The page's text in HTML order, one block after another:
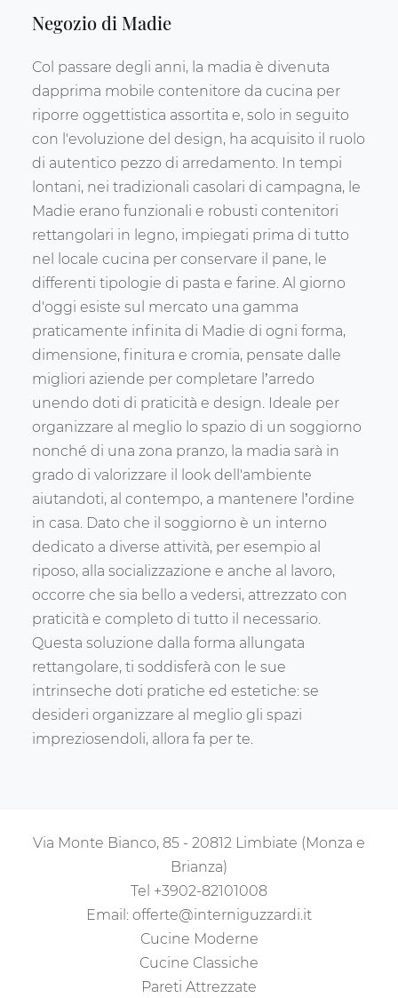
Negozio di Madie
Col passare degli anni, la madia è divenuta
dapprima mobile contenitore da cucina per
riporre oggettistica assortita e, solo in seguito
con l'evoluzione del design, ha acquisito il ruolo
di autentico pezzo di arredamento. In tempi
lontani, nei tradizionali casolari di campagna, le
Madie erano funzionali e robusti contenitori
rettangolari in legno, impiegati prima di tutto
nel locale cucina per conservare il pane, le
differenti tipologie di pasta e farine. Al giorno
d'oggi esiste sul mercato una gamma
praticamente infinita di Madie di ogni forma,
dimensione, finitura e cromia, pensate dalle
migliori aziende per completare l’arredo
unendo doti di praticità e design. Ideale per
organizzare al meglio lo spazio di un soggiorno
nonché di una zona pranzo, la madia sarà in
grado di valorizzare il look dell'ambiente
aiutandoti, al contempo, a mantenere l’ordine
in casa. Dato che il soggiorno è un interno
dedicato a diverse attività, per esempio al
riposo, alla socializzazione e anche al lavoro,
occorre che sia bello a vedersi, attrezzato con
praticità e completo di tutto il necessario.
Questa soluzione dalla forma allungata
rettangolare, ti soddisferà con le sue
intrinseche doti pratiche ed estetiche: se
desideri organizzare al meglio gli spazi
impreziosendoli, allora fa per te.
Via Monte Bianco, 85 - 20812 Limbiate (Monza e
Brianza)
Tel +3902-82101008
Email: offerte@interniguzzardi.it
Cucine Moderne
Cucine Classiche
Pareti Attrezzate